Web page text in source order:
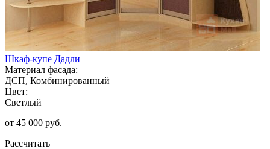
Шкаф-купе Дадли
Материал фасада:
ДСП, Комбинированный
Цвет:
Светлый
от 45 000 руб.
Рассчитать